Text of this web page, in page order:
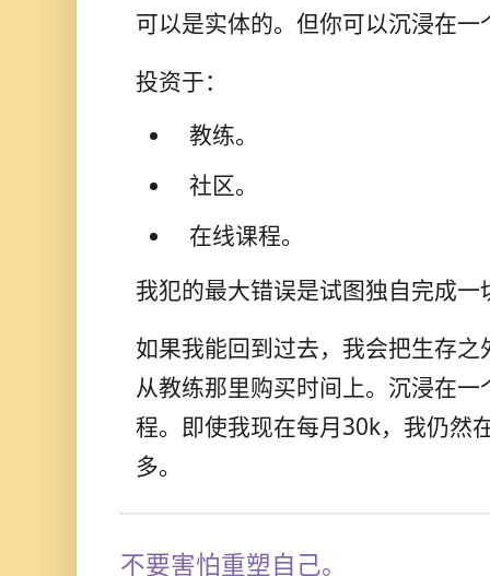
可以是实体的。但你可以沉浸在一
投资于：
教练。
社区。
在线课程。
我犯的最大错误是试图独自完成一
如果我能回到过去，我会把生存
从教练那里购买时间上。沉浸在
程。即使我现在每月30k，我仍然
多。
不要害怕重塑自己。